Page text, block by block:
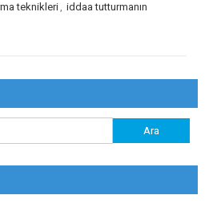
teknikleri, iddaa tutturmanın